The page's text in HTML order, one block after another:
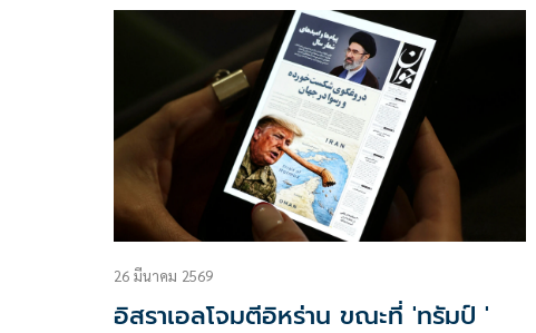
เพื่อแลกกับการยกเลิกมาตรการคว่ำบาตร
26 มีนาคม 2569
อิสราเอลโจมตีอิหร่าน ขณะที่ 'ทรัมป์ '